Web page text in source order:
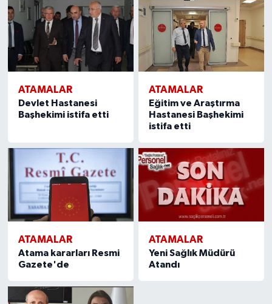
ATAMALAR
Devlet Hastanesi
Başhekimi istifa etti
ATAMALAR
Eğitim ve Araştırma
Hastanesi Başhekimi
istifa etti
ATAMALAR
Atama kararları Resmi
Gazete'de
ATAMALAR
Yeni Sağlık Müdürü
Atandı